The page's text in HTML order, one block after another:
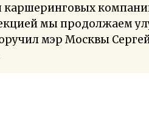
каршеринговых
мы продолжаем
мэр Москвы